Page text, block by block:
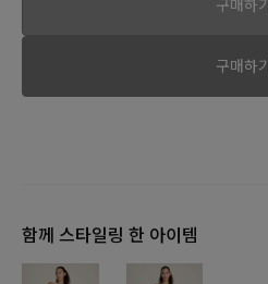
구매하기
구매하기
함께 스타일링 한 아이템